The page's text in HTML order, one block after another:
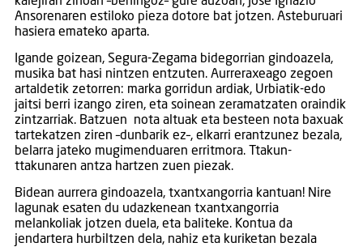
Ansorenaren estiloko pieza dotore bat jotzen. Asteburuari
hasiera emateko aparta.
Igande goizean, Segura-Zegama bidegorrian gindoazela,
musika bat hasi nintzen entzuten. Aurreraxeago zegoen
artaldetik zetorren: marka gorridun ardiak, Urbiatik-edo
jaitsi berri izango ziren, eta soinean zeramatzaten oraindik
zintzarriak. Batzuen nota altuak eta besteen nota baxuak
tartekatzen ziren –dunbarik ez–, elkarri erantzunez bezala,
belarra jateko mugimenduaren erritmora. Ttakun-
ttakunaren antza hartzen zuen piezak.
Bidean aurrera gindoazela, txantxangorria kantuan! Nire
lagunak esaten du udazkenean txantxangorria
melankoliak jotzen duela, eta baliteke. Kontua da
jendartera hurbiltzen dela, nahiz eta kuriketan bezala